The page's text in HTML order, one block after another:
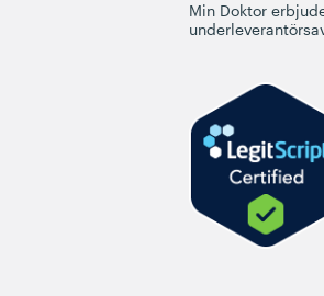
Min Doktor